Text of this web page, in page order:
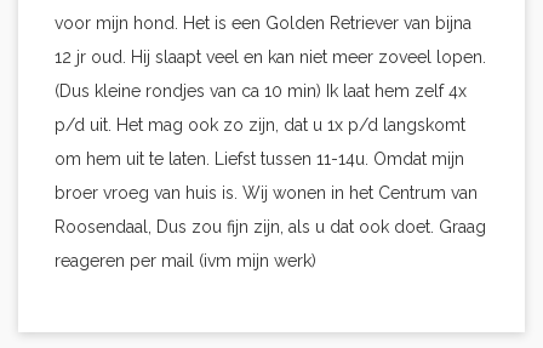
voor mijn hond. Het is een Golden Retriever van bijna
12 jr oud. Hij slaapt veel en kan niet meer zoveel lopen.
(Dus kleine rondjes van ca 10 min) Ik laat hem zelf 4x
p/d uit. Het mag ook zo zijn, dat u 1x p/d langskomt
om hem uit te laten. Liefst tussen 11-14u. Omdat mijn
broer vroeg van huis is. Wij wonen in het Centrum van
Roosendaal, Dus zou fijn zijn, als u dat ook doet. Graag
reageren per mail (ivm mijn werk)